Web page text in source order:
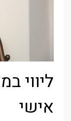
ליווי
אישי